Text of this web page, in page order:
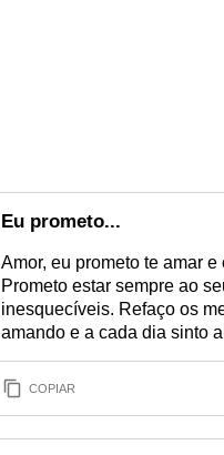
Eu prometo...
Amor, eu prometo te amar
Prometo estar sempre ao
inesquecíveis. Refaço os
amando e a cada dia sinto
COPIAR